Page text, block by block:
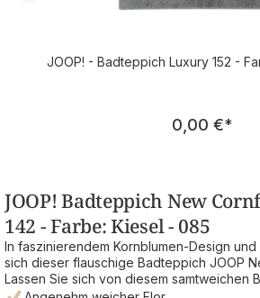
JOOP! - Badteppich Luxury 152 -
0,00 €*
JOOP! Badteppich New
142 - Farbe: Kiesel - 085
In faszinierendem Kornblumen-Design
sich dieser flauschige Badteppich JOOP
Lassen Sie sich von diesem samtweichen